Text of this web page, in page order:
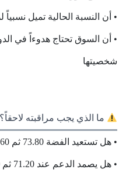
• أن النسبة الحالية تميل
• أن السوق تحتاج هدوءاً في
شخصيتها
ما الذي يجب مراقبته لاحقاً؟
• هل تستعيد الفضة 73.80 ثم 74.60؟
• هل يصمد الدعم عند 71.20 ثم 70.20؟